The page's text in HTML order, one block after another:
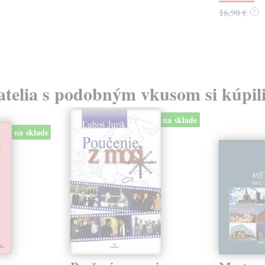
16,90 € ?
s podobným vkusom si
na sklade
na sklade